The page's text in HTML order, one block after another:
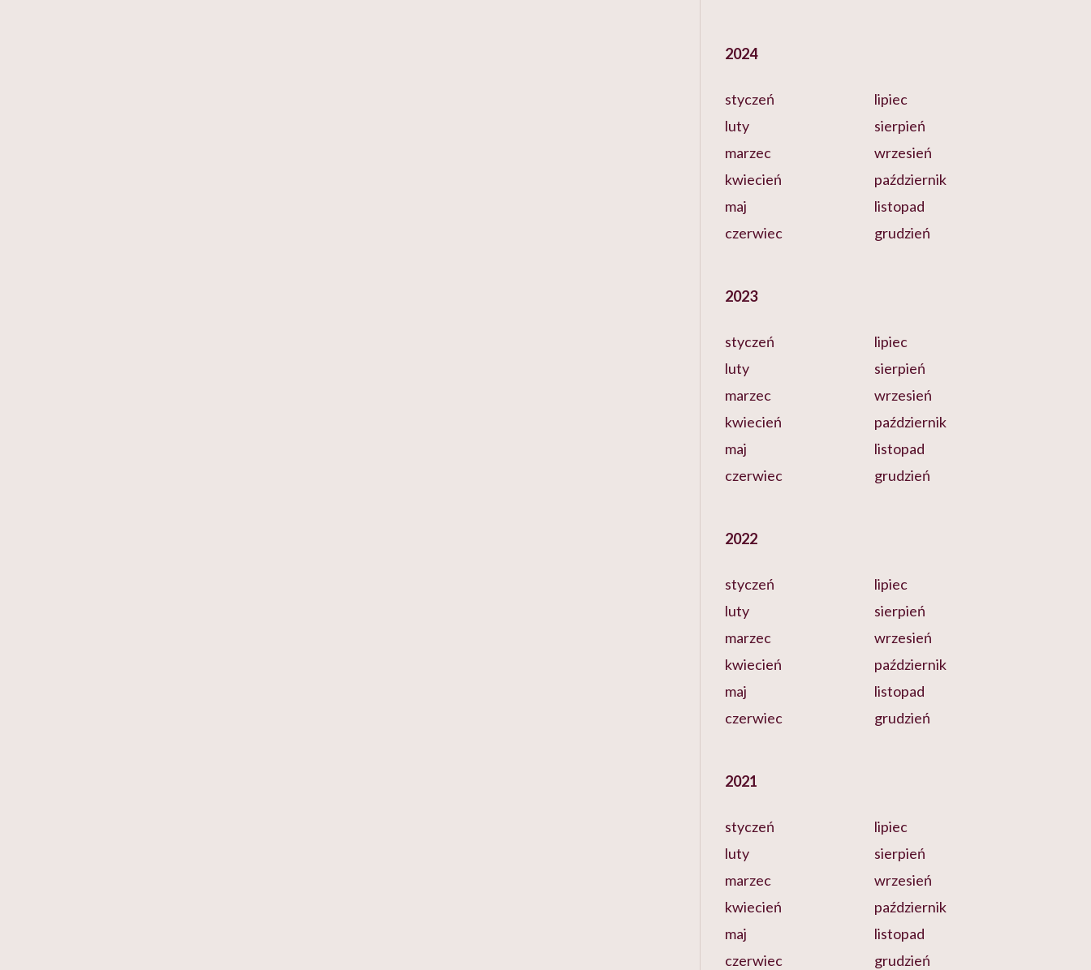
2024
styczeń
luty
marzec
kwiecień
maj
czerwiec
lipiec
sierpień
wrzesień
październik
listopad
grudzień
2023
styczeń
luty
marzec
kwiecień
maj
czerwiec
lipiec
sierpień
wrzesień
październik
listopad
grudzień
2022
styczeń
luty
marzec
kwiecień
maj
czerwiec
lipiec
sierpień
wrzesień
październik
listopad
grudzień
2021
styczeń
luty
marzec
kwiecień
maj
czerwiec
lipiec
sierpień
wrzesień
październik
listopad
grudzień